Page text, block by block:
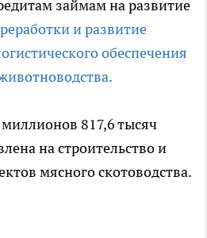
займам на развитие
и развитие
обеспечения
817,6 тысяч
на строительство и
мясного скотоводства.